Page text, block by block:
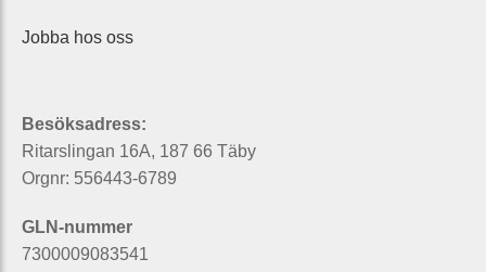
Jobba hos oss
Besöksadress:
Ritarslingan 16A, 187 66 Täby
Orgnr: 556443-6789
GLN-nummer
7300009083541